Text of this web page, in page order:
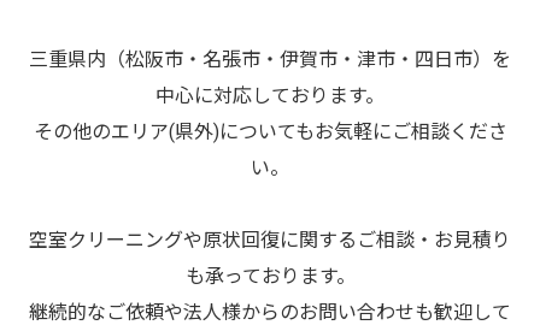
三重県内（松阪市・名張市・伊賀市・津市・四日市）を
中心に対応しております。
その他のエリア(県外)についてもお気軽にご相談くださ
い。
空室クリーニングや原状回復に関するご相談・お見積り
も承っております。
継続的なご依頼や法人様からのお問い合わせも歓迎して